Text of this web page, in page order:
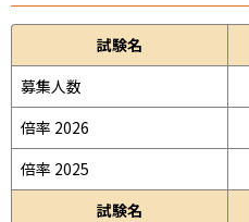
試験名
募集人数
倍率 2026
倍率 2025
試験名